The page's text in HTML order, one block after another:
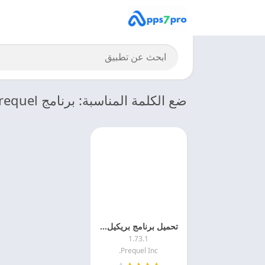
ضع الكلمة المناسبة: برنامج prequel مهكر
تحميل برنامج بريكيل 2025 PREQUEL APK مهكر مجانا
1.73.1
Prequel Inc.